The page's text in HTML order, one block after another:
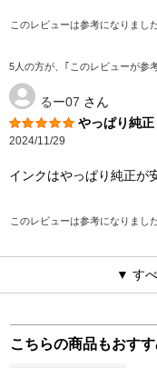
このレビューは参考になりまし
5人の方が、｢このレビューが参
るー07 さん
やっぱり純正
2024/11/29
インクはやっぱり純正が
このレビューは参考になりまし
▼ す
こちらの商品もおす